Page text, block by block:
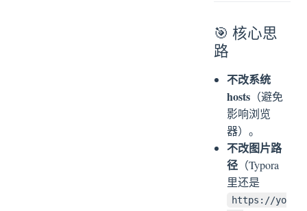
🎯 核心思
路
不改系统
hosts （避免
影响浏览
器）。
不改图片路
径 （Typora
里还是
https://yo